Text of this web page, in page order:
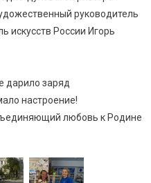
руководитель
искусств России Игорь
дарило заряд
настроение!
любовь к Родине